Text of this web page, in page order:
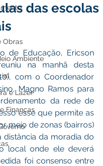
Obras
Ambiente
e Lazer
Finanças
das escolas
de Educação, Ericson
na manhã desta
com o Coordenador
Magno Ramos para
da rede de
esse que permite as
meio de zonas (bairros)
distância da moradia do
local onde ele deverá
foi consenso entre